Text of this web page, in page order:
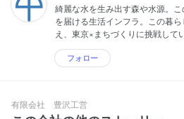
綺麗な水を生み出す森や水源。
を届ける生活インフラ。この暮
え、東京×まちづくりに挑戦して
フォロー
有限会社 豊沢工営